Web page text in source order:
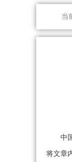
当
中
将文章